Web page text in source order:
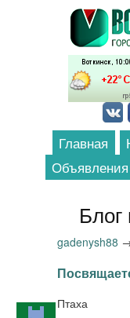
Перейти к
Главная
Объявления
Блог
gadenysh88
Птаха